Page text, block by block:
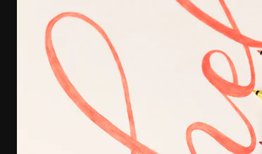
Copyright © 2010- Freepik Company S.L.U.